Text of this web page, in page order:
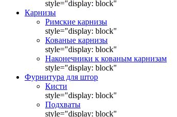
style="display: block"
Карнизы
Римские карнизы
style="display: block"
Кованые карнизы
style="display: block"
Наконечники к кованым карнизам
style="display: block"
Фурнитура для штор
Кисти
style="display: block"
Подхваты
style="display: block"